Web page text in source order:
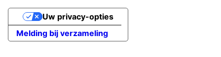
Melding bij verzameling
Uw privacy-opties